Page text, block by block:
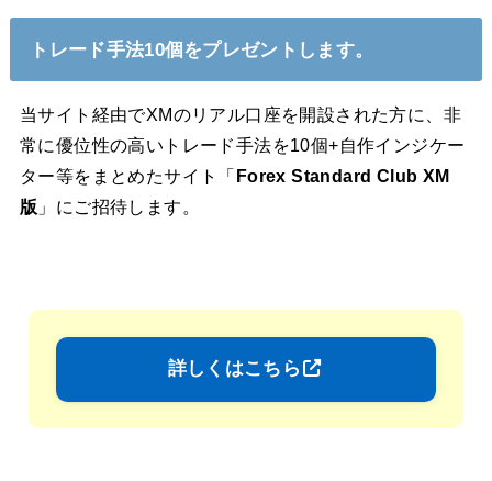
トレード手法10個をプレゼントします。
当サイト経由でXMのリアル口座を開設された方に、非
常に優位性の高いトレード手法を10個+自作インジケー
ター等をまとめたサイト「 Forex Standard Club XM
版 」にご招待します。
詳しくはこちら